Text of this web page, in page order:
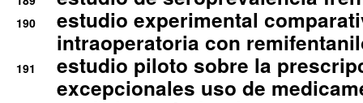
190
estudio experimental
intraoperatoria con
191
estudio piloto sobre la
excepcionales uso de